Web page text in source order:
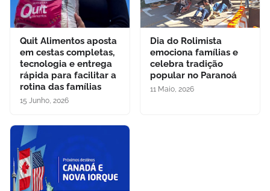
Quit Alimentos aposta
em cestas completas,
tecnologia e entrega
rápida para facilitar a
rotina das famílias
15 Junho, 2026
Dia do Rolimista
emociona famílias e
celebra tradição
popular no Paranoá
11 Maio, 2026